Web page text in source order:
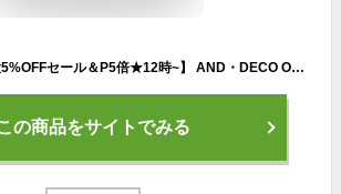
【合わせ買いで最大5%OFFセール＆P5倍★12時~】 AND・DECO OUTDOOR 寝袋 スリーピングバッグ 来客用 ふわ暖 キャンプ 防災 コンパクト 冬用 布団 3.5シーズン ツーリング 洗える 緊急用 災害対策 非常用 軽量 2way 防災シュラフ やわらかい ソロキャンプ アウトドア
の商品をサイトでみる